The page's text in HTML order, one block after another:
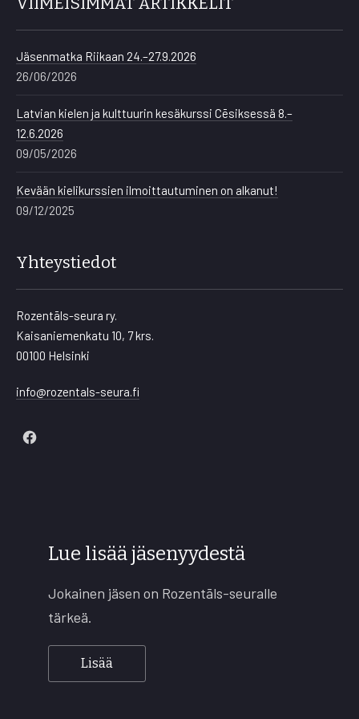
Jäsenmatka Riikaan 24.–27.9.2026
26/06/2026
Latvian kielen ja kulttuurin kesäkurssi Cēsiksessä 8.–
12.6.2026
09/05/2026
Kevään kielikurssien ilmoittautuminen on alkanut!
09/12/2025
Yhteystiedot
Rozentāls-seura ry.
Kaisaniemenkatu 10, 7 krs.
00100 Helsinki
info@rozentals-seura.fi
New
Lue lisää jäsenyydestä
Jokainen jäsen on Rozentāls-seuralle
tärkeä.
Lisää